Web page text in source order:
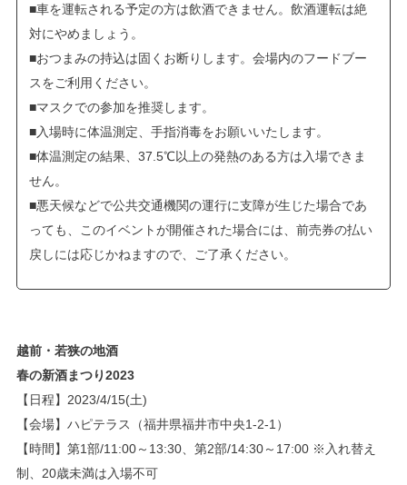
■車を運転される予定の方は飲酒できません。飲酒運転は絶
対にやめましょう。
■おつまみの持込は固くお断りします。会場内のフードブー
スをご利用ください。
■マスクでの参加を推奨します。
■入場時に体温測定、手指消毒をお願いいたします。
■体温測定の結果、37.5℃以上の発熱のある方は入場できま
せん。
■悪天候などで公共交通機関の運行に支障が生じた場合であ
っても、このイベントが開催された場合には、前売券の払い
戻しには応じかねますので、ご了承ください。
越前・若狭の地酒
春の新酒まつり2023
【日程】2023/4/15(土)
【会場】ハピテラス（福井県福井市中央1-2-1）
【時間】第1部/11:00～13:30、第2部/14:30～17:00 ※入れ替え
制、20歳未満は入場不可